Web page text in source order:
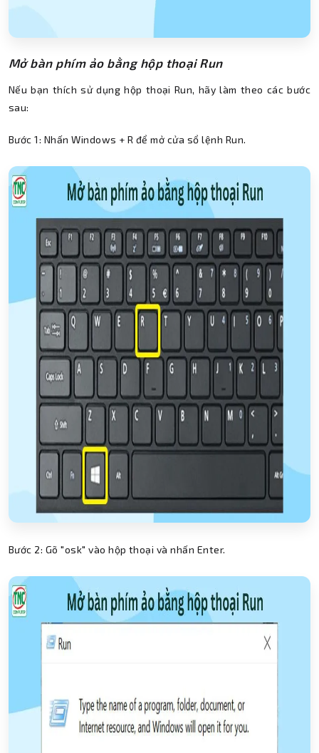
Mở bàn phím ảo bằng hộp thoại Run
Nếu bạn thích sử dụng hộp thoại Run, hãy làm theo các bước
sau:
Bước 1: Nhấn Windows + R để mở cửa sổ lệnh Run.
Bước 2: Gõ "osk" vào hộp thoại và nhấn Enter.